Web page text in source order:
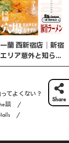
一蘭 西新宿店｜新宿
エリア意外と知らな
い、ここが穴場！
てよくない？
談
Share